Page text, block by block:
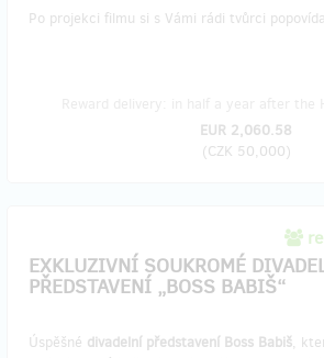
Po projekci filmu si s Vámi rádi tvůrci
EUR 2,060.58
(CZK 50,000)
EXKLUZIVNÍ SOUKROMÉ
PŘEDSTAVENÍ „BOSS BABIŠ“
Úspěšné divadelní představení Boss Babiš,